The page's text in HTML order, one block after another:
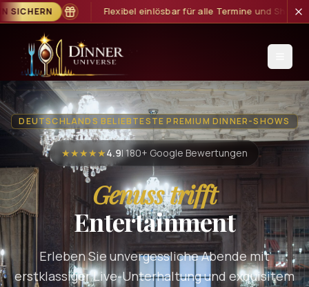
für alle Termine und Show-Formate GUTSCHEIN SICHERN
DEUTSCHLANDS BELIEBTESTE PREMIUM DINNER-SHOWS
★★★★★4.9| 180+ Google Bewertungen
Genuss trifft
Entertainment
Erleben Sie unvergessliche Abende mit
erstklassiger Live-Unterhaltung und exquisitem